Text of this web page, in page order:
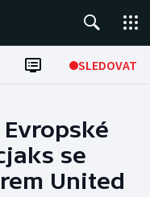
SLEDOVAT
se
United